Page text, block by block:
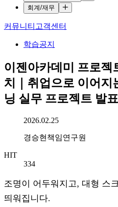
회계/재무
커뮤니티 고객센터
학습공지
이젠아카데미 프로젝
치｜취업으로 이어지
닝 실무 프로젝트 발
작성일시2026.02.25
작성자경승현책임연구원
HIT
334
조명이 어두워지고, 대형 스
띄워집니다.